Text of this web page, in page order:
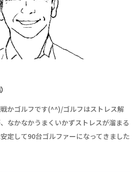
かゴルフです(^^)/ゴルフはストレス解
なかなかうまくいかずストレスが溜まる
定して90台ゴルファーになってきました